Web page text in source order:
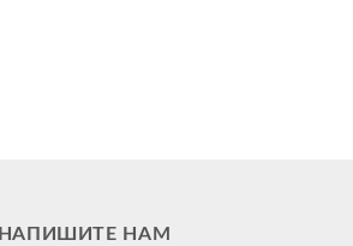
НАПИШИТЕ НАМ